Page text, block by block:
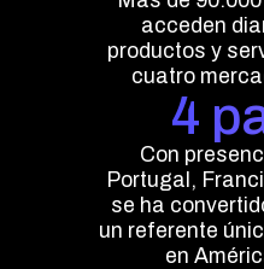
acceden
productos y
cuatro
4
Con
Portugal,
se ha
un referente
en